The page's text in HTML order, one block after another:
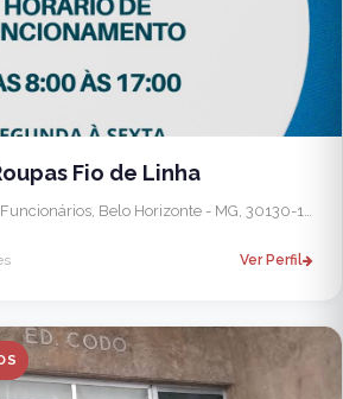
Fio de Linha
R. Alagoas, 730 - 13 - Funcionários, Belo Horizonte - MG, 30130-160, Brasil
Ver Perfil